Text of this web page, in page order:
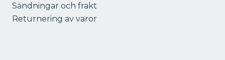
Sändningar och frakt
Returnering av varor